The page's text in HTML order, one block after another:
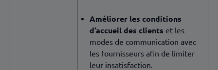
Améliorer les conditions
d’accueil des clients et les
modes de communication avec
les fournisseurs afin de limiter
leur insatisfaction.